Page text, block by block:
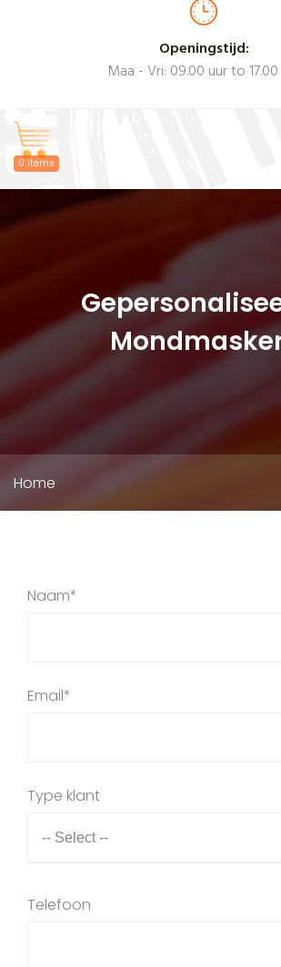
Openingstijd:
Maa - Vri: 09.00 uur to
0 items
Home
Naam*
Email*
Type klant
Telefoon